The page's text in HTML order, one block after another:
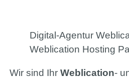
Digital-Agentur
Weblication Hosting
Wir sind Ihr Weblication-